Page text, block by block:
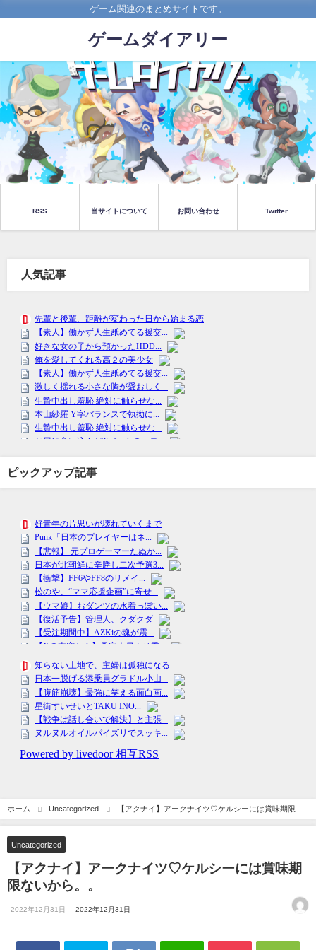
ゲーム関連のまとめサイトです。
ゲームダイアリー
RSS 当サイトについて お問い合わせ Twitter
人気記事
ピックアップ記事
ホーム Uncategorized
【アクナイ】アークナイツ♡ケルシーには賞味期限な
いから。。
Uncategorized
【アクナイ】アークナイツ♡ケルシーには賞味期
限ないから。。
2022年12月31日 2022年12月31日